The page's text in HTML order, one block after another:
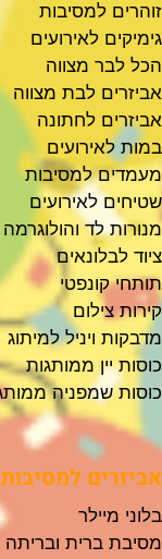
זוהרים למסיבות
גימיקים לאירועים
הכל לבר מצווה
אביזרים לבת מצווה
אביזרים לחתונה
במות לאירועים
מעמדים למסיבות
שטיחים לאירועים
מנורות לד והולוגרמה
ציוד לבלונאים
תותחי קונפטי
קירות צילום
מדבקות ויניל למיתוג
כוסות יין ממותגות
כוסות שמפניה
אביזרים למסיבות
בלוני מיילר
מסיבת ברית ובריתה